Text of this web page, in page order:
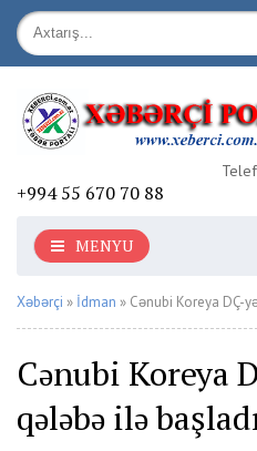
+994 55 670 70 88
MENYU
Xəbərçi » İdman » Cənubi Koreya DÇ-
Cənubi Koreya
qələbə ilə